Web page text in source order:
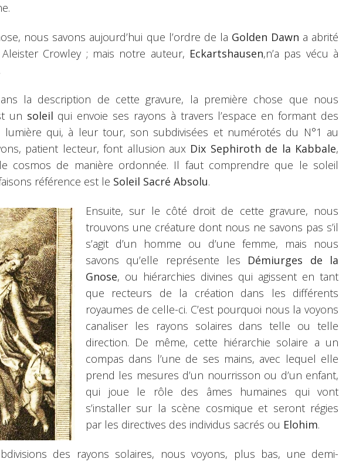
nous savons aujourd’hui que l’ordre de la Golden Dawn a abrité
Crowley ; mais notre auteur, Eckartshausen,n’a pas vécu à
la description de cette gravure, la première chose que nous
un soleil qui envoie ses rayons à travers l’espace en formant des
lumière qui, à leur tour, son subdivisées et numérotés du N°1 au
patient lecteur, font allusion aux Dix Sephiroth de la Kabbale,
cosmos de manière ordonnée. Il faut comprendre que le soleil
référence est le Soleil Sacré Absolu.
Ensuite, sur le côté droit de cette gravure, nous
trouvons une créature dont nous ne savons pas s’il
s’agit d’un homme ou d’une femme, mais nous
savons qu’elle représente les Démiurges de la
Gnose, ou hiérarchies divines qui agissent en tant
que recteurs de la création dans les différents
royaumes de celle-ci. C’est pourquoi nous la voyons
canaliser les rayons solaires dans telle ou telle
direction. De même, cette hiérarchie solaire a un
compas dans l’une de ses mains, avec lequel elle
prend les mesures d’un nourrisson ou d’un enfant,
qui joue le rôle des âmes humaines qui vont
s’installer sur la scène cosmique et seront régies
par les directives des individus sacrés ou Elohim.
des rayons solaires, nous voyons, plus bas, une demi-